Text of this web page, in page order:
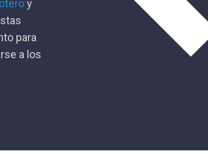
y
para
a los